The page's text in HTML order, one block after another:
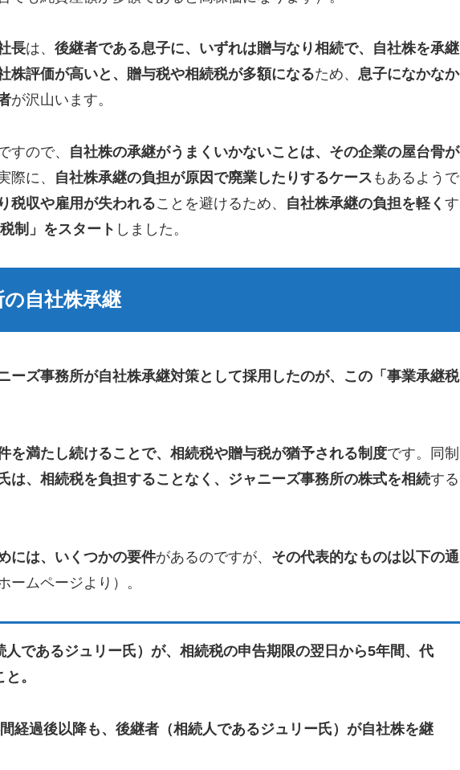
長は、 後継者である息子に、いずれは贈与なり相続で、自社株を承継
株評価が高いと、贈与税や相続税が多額になるため、 息子になかなか
が沢山います。
すので、 自社株の承継がうまくいかないことは、その企業の屋台骨が
際に、 自社株承継の負担が原因で廃業したりするケース もあるようで
税収や雇用が失われることを避けるため、 自社株承継の負担を軽く す
制」をスタート しました。
自社株承継
ーズ事務所が自社株承継対策として採用したのが、この「事業承継税
を満たし続けることで、相続税や贈与税が猶予される制度です。同制
は、相続税を負担することなく、ジャニーズ事務所の株式を相続する
には、いくつかの要件があるのですが、 その代表的なものは以下の通
ームページより）。
人であるジュリー氏）が、相続税の申告期限の翌日から5年間、代
。
経過後以降も、後継者（相続人であるジュリー氏）が自社株を継